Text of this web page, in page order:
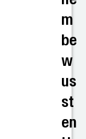
m
be
w
us
st
en